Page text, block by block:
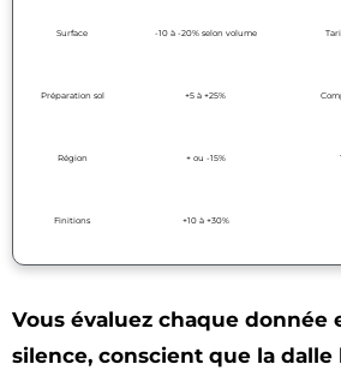
Surface -10 à -20% selon volume
Préparation sol +5 à +25%
Région + ou -15%
Finitions +10 à +30%
Vous évaluez chaque donnée
silence, conscient que la dalle